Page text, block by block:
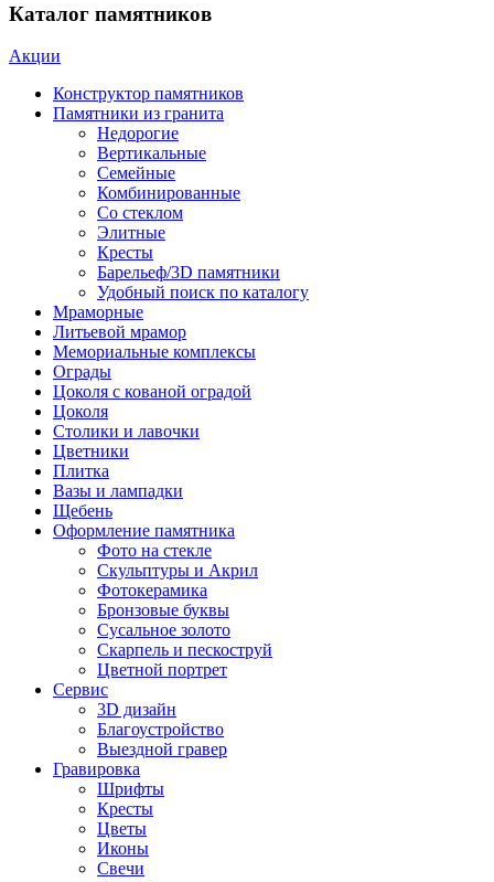
Каталог памятников
Акции
Конструктор памятников
Памятники из гранита
Недорогие
Вертикальные
Семейные
Комбинированные
Со стеклом
Элитные
Кресты
Барельеф/3D памятники
Удобный поиск по каталогу
Мраморные
Литьевой мрамор
Мемориальные комплексы
Ограды
Цоколя с кованой оградой
Цоколя
Столики и лавочки
Цветники
Плитка
Вазы и лампадки
Щебень
Оформление памятника
Фото на стекле
Скульптуры и Акрил
Фотокерамика
Бронзовые буквы
Сусальное золото
Скарпель и пескоструй
Цветной портрет
Сервис
3D дизайн
Благоустройство
Выездной гравер
Гравировка
Шрифты
Кресты
Цветы
Иконы
Свечи